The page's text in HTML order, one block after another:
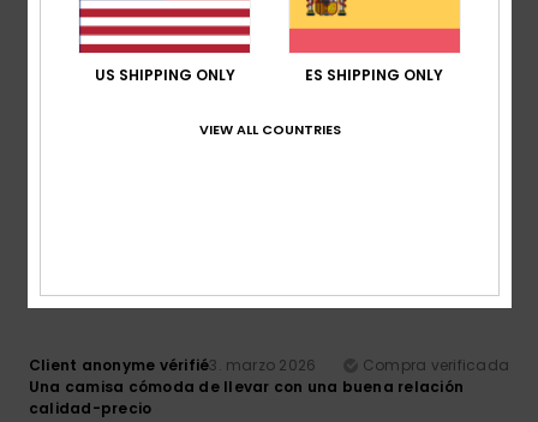
9. marzo 2026
Relación calidad-precio
Client anonyme vérifié3. marzo 2026
Compra verificada
Una camisa cómoda de llevar con una buena relación
calidad-precio
US SHIPPING ONLY ES SHIPPING ONLY
VIEW ALL COUNTRIES